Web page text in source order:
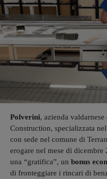
Polverini, azienda
Construction, specializzata
con sede nel comune di
erogare nel mese di
una “gratifica”, un bonus
di fronteggiare i rincari di